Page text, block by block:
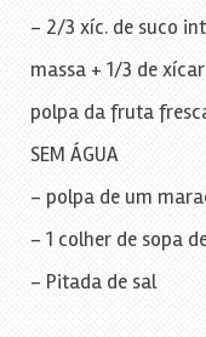
– 2/3 xíc. de suco
massa + 1/3 de
polpa da fruta
SEM ÁGUA
– polpa de um
– 1 colher de sopa
– Pitada de sal